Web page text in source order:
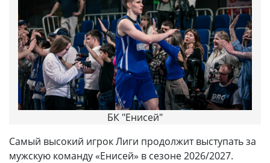
БК "Енисей"
Самый высокий игрок Лиги продолжит выступать за
мужскую команду «Енисей» в сезоне 2026/2027.